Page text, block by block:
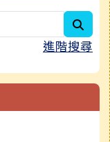
進階搜尋